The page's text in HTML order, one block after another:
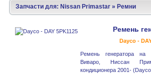
Запчасти для: Nissan Primastar » Ремни
Ремень
Dayco -
Ремень генератора
Виваро, Ниссан
кондиционера 2001-